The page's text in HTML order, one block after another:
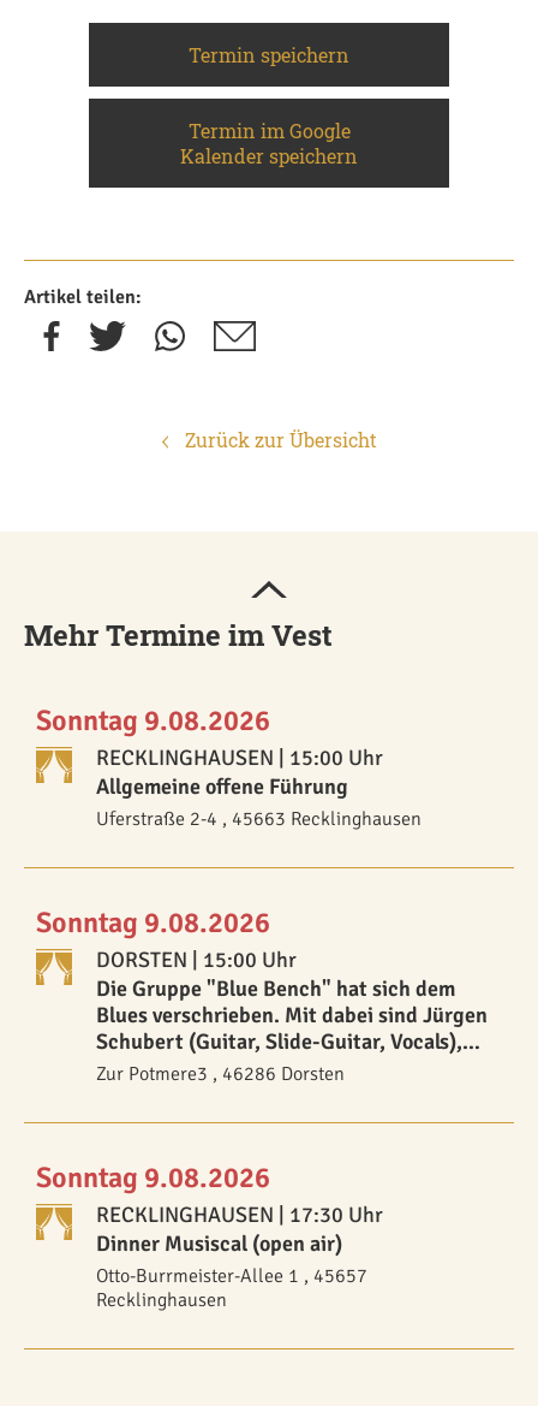
Termin speichern
Termin im Google
Kalender speichern
Artikel teilen:
Zurück zur Übersicht
Mehr Termine im Vest
Sonntag 9.08.2026
RECKLINGHAUSEN | 15:00 Uhr
Allgemeine offene Führung
Uferstraße 2-4 , 45663 Recklinghausen
Sonntag 9.08.2026
DORSTEN | 15:00 Uhr
Die Gruppe "Blue Bench" hat sich dem
Blues verschrieben. Mit dabei sind Jürgen
Schubert (Guitar, Slide-Guitar, Vocals),
Rainer Bienek (Blues-Harp), Thomas
Günni Krawiec (Guitar
Zur Potmere3 , 46286 Dorsten
Sonntag 9.08.2026
RECKLINGHAUSEN | 17:30 Uhr
Dinner Musiscal (open air)
Otto-Burrmeister-Allee 1 , 45657
Recklinghausen